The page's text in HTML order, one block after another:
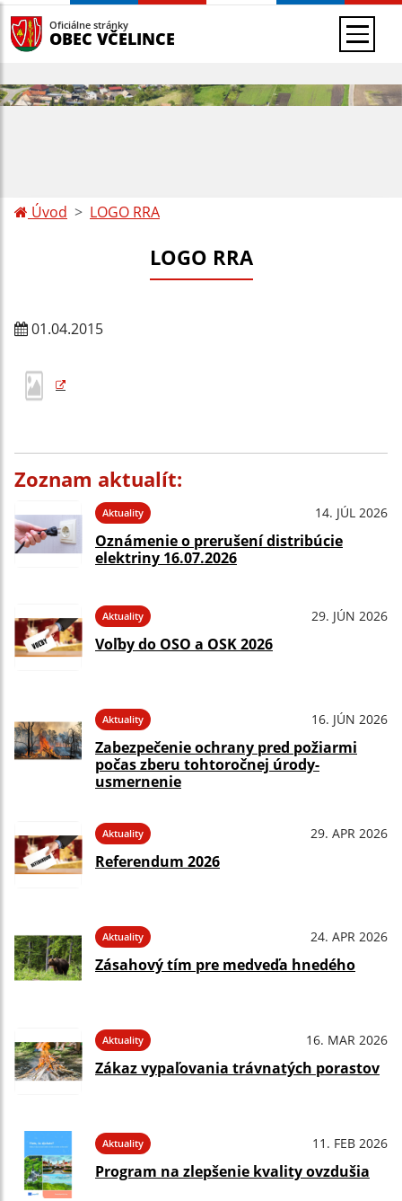
Oficiálne stránky
OBEC VČELINCE
Úvod LOGO RRA
LOGO RRA
01.04.2015
Zoznam aktualít:
Aktuality 14. JÚL 2026
Oznámenie o prerušení distribúcie
elektriny 16.07.2026
Aktuality 29. JÚN 2026
Voľby do OSO a OSK 2026
Aktuality 16. JÚN 2026
Zabezpečenie ochrany pred požiarmi
počas zberu tohtoročnej úrody-
usmernenie
Aktuality 29. APR 2026
Referendum 2026
Aktuality 24. APR 2026
Zásahový tím pre medveďa hnedého
Aktuality 16. MAR 2026
Zákaz vypaľovania trávnatých porastov
Aktuality 11. FEB 2026
Program na zlepšenie kvality ovzdušia